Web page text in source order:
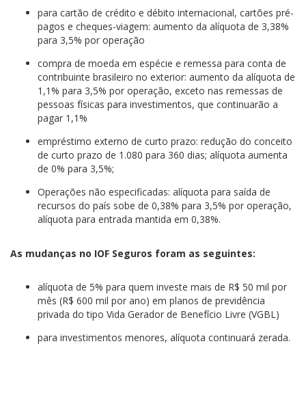
para cartão de crédito e débito internacional, cartões pré-
pagos e cheques-viagem: aumento da alíquota de 3,38%
para 3,5% por operação
compra de moeda em espécie e remessa para conta de
contribuinte brasileiro no exterior: aumento da alíquota de
1,1% para 3,5% por operação, exceto nas remessas de
pessoas físicas para investimentos, que continuarão a
pagar 1,1%
empréstimo externo de curto prazo: redução do conceito
de curto prazo de 1.080 para 360 dias; alíquota aumenta
de 0% para 3,5%;
Operações não especificadas: alíquota para saída de
recursos do país sobe de 0,38% para 3,5% por operação,
alíquota para entrada mantida em 0,38%.
As mudanças no IOF Seguros foram as seguintes:
alíquota de 5% para quem investe mais de R$ 50 mil por
mês (R$ 600 mil por ano) em planos de previdência
privada do tipo Vida Gerador de Benefício Livre (VGBL)
para investimentos menores, alíquota continuará zerada.